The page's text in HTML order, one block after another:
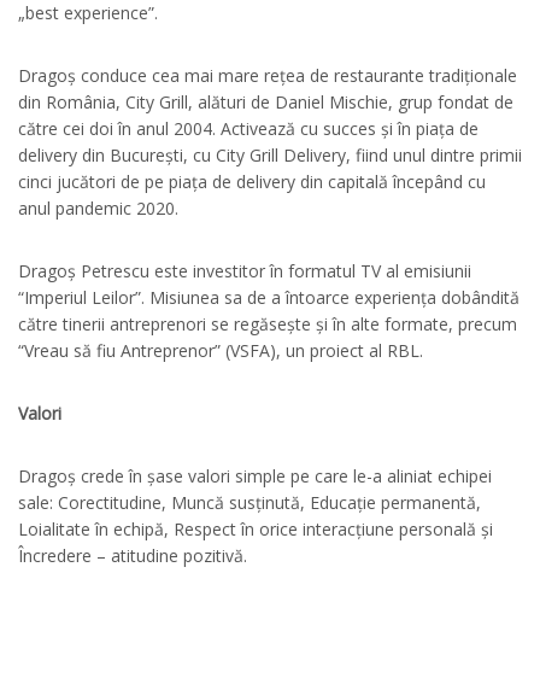
„best experience”.
Dragoș conduce cea mai mare rețea de restaurante tradiționale
din România, City Grill, alături de Daniel Mischie, grup fondat de
către cei doi în anul 2004. Activează cu succes și în piața de
delivery din București, cu City Grill Delivery, fiind unul dintre primii
cinci jucători de pe piața de delivery din capitală începând cu
anul pandemic 2020.
Dragoș Petrescu este investitor în formatul TV al emisiunii
“Imperiul Leilor”. Misiunea sa de a întoarce experiența dobândită
către tinerii antreprenori se regăsește și în alte formate, precum
“Vreau să fiu Antreprenor” (VSFA), un proiect al RBL.
Valori
Dragoș crede în șase valori simple pe care le-a aliniat echipei
sale: Corectitudine, Muncă susținută, Educație permanentă,
Loialitate în echipă, Respect în orice interacțiune personală și
Încredere – atitudine pozitivă.